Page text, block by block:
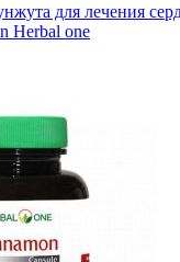
для лечения
Herbal one